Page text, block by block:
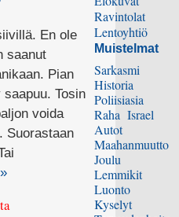
En ole
saanut
Pian
Tosin
voida
Suorastaan
Ravintolat
Lentoyhtiö
Muistelmat
Sarkasmi
Historia
Poliisiasia
Raha Israel
Autot
Maahanmuutto
Joulu
Lemmikit
Luonto
Kyselyt